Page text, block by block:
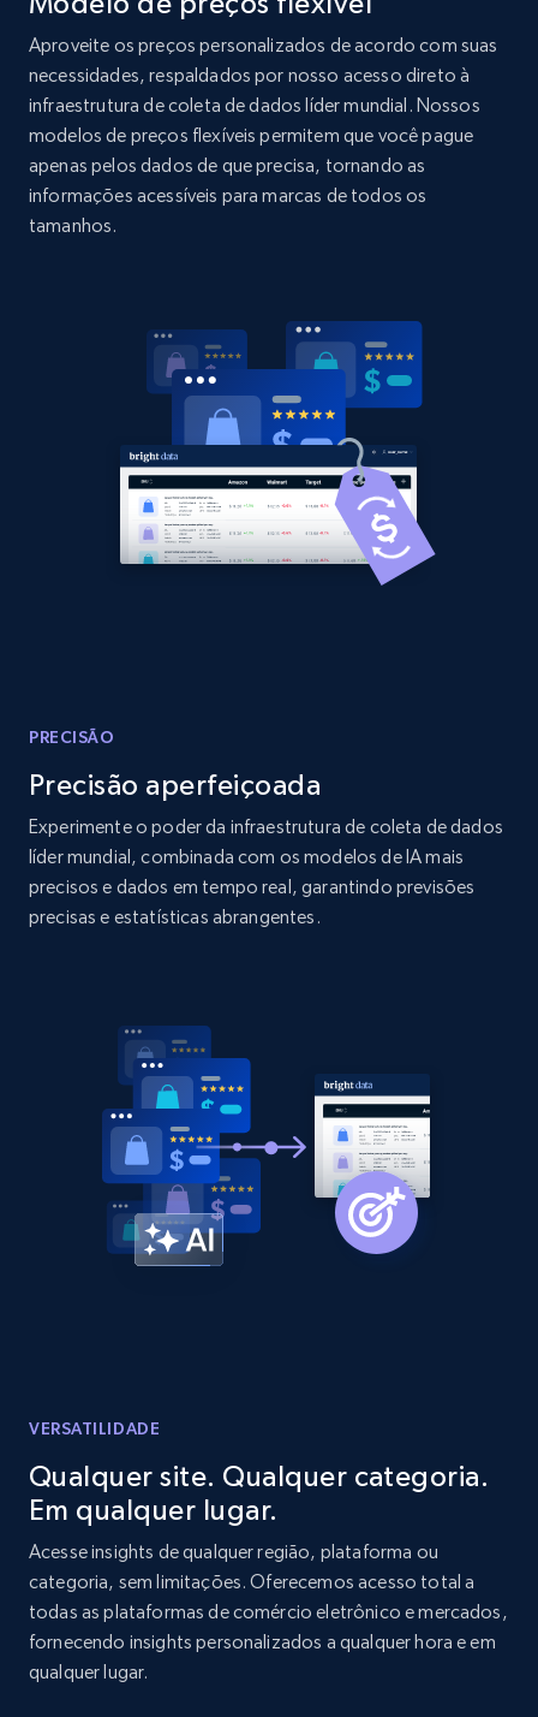
Home Depot US - Discover products by
specified UPC
URL, Domain, Country code, Model number,
Sku, Product id, Product name, Manufacturer,
and more.
2.1K+
Home Depot US - Discovery products by
specific category URL
URL, Domain, Country code, Model number,
Sku, Product id, Product name, Manufacturer,
and more.
355+ Comece agora
more.
2.1K+ 375+ Comece agora
Amazon products global dataset - Collects
375+ Comece agora
Amazon products global dataset -
Collecting products by keyword search
Amazon products global dataset - Collects
products by best sellers category URL
Title, Seller name, Brand, Description, Initial
price, Currency, Availability, Reviews count, and
more.
Aproveite os preços personalizados de acordo com suas
necessidades, respaldados por nosso acesso direto à
infraestrutura de coleta de dados líder mundial. Nossos
modelos de preços flexíveis permitem que você pague
apenas pelos dados de que precisa, tornando as
informações acessíveis para marcas de todos os
tamanhos.
PRECISÃO
Precisão aperfeiçoada
Experimente o poder da infraestrutura de coleta de dados
líder mundial, combinada com os modelos de IA mais
precisos e dados em tempo real, garantindo previsões
precisas e estatísticas abrangentes.
VERSATILIDADE
Qualquer site. Qualquer categoria.
Em qualquer lugar.
Acesse insights de qualquer região, plataforma ou
categoria, sem limitações. Oferecemos acesso total a
todas as plataformas de comércio eletrônico e mercados,
fornecendo insights personalizados a qualquer hora e em
qualquer lugar.